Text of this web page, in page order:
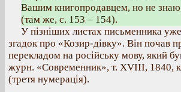
Вашим книгопродавцем, но не
(там же, с. 153 – 154).
У пізніших листах письменника
згадок про «Козир-дівку». Він почав
перекладом на російську мову, який
журн. «Современник», т. XVIII, 1840,
(третя нумерація).